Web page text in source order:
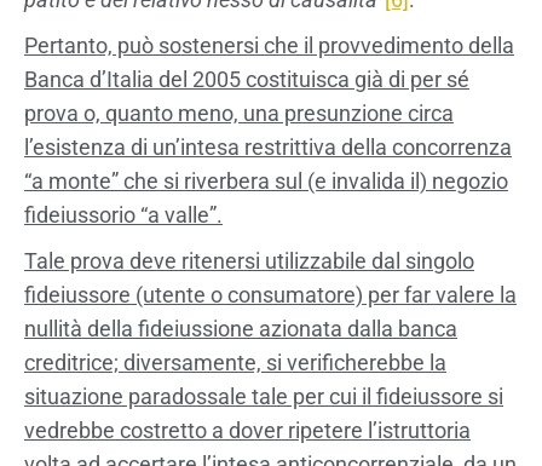
Pertanto, può sostenersi che il provvedimento della
Banca d’Italia del 2005 costituisca già di per sé
prova o, quanto meno, una presunzione circa
l’esistenza di un’intesa restrittiva della concorrenza
“a monte” che si riverbera sul (e invalida il) negozio
fideiussorio “a valle”.
Tale prova deve ritenersi utilizzabile dal singolo
fideiussore (utente o consumatore) per far valere la
nullità della fideiussione azionata dalla banca
creditrice; diversamente, si verificherebbe la
situazione paradossale tale per cui il fideiussore si
vedrebbe costretto a dover ripetere l’istruttoria